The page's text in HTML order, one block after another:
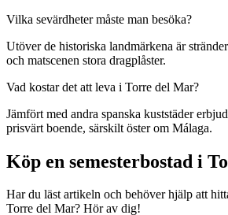
Vilka sevärdheter måste man besöka?
Utöver de historiska landmärkena är
och matscenen stora dragplåster.
Vad kostar det att leva i Torre del Mar?
Jämfört med andra spanska kuststäder
prisvärt boende, särskilt öster om Málaga.
Köp en semesterbostad i
Har du läst artikeln och behöver hjälp att
Torre del Mar? Hör av dig!